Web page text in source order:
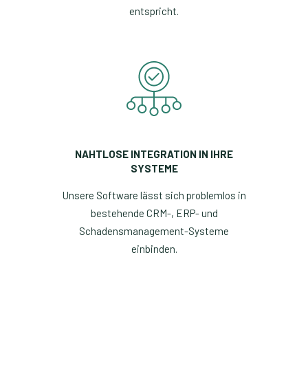
entspricht.
NAHTLOSE INTEGRATION IN IHRE
SYSTEME
Unsere Software lässt sich problemlos in
bestehende CRM-, ERP- und
Schadensmanagement-Systeme
einbinden.